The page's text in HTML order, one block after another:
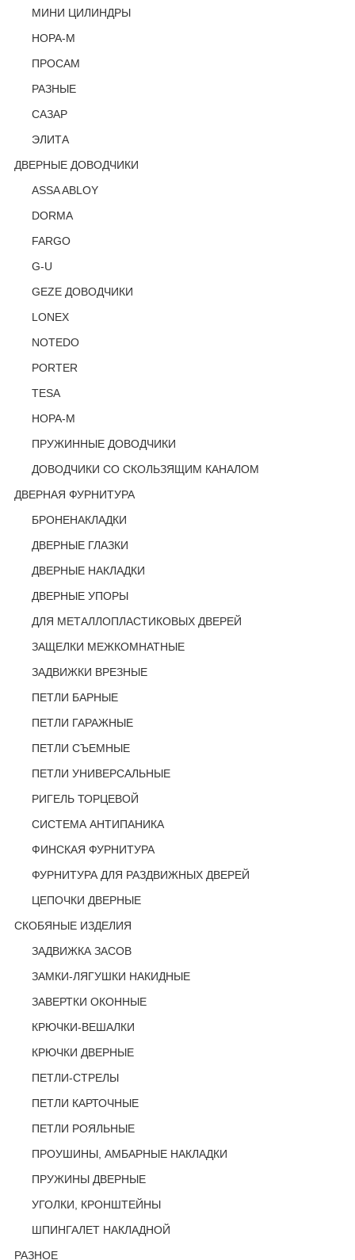
МИНИ ЦИЛИНДРЫ
НОРА-М
ПРОСАМ
РАЗНЫЕ
САЗАР
ЭЛИТА
ДВЕРНЫЕ ДОВОДЧИКИ
ASSA ABLOY
DORMA
FARGO
G-U
GEZE ДОВОДЧИКИ
LONEX
NOTEDO
PORTER
TESA
НОРА-М
ПРУЖИННЫЕ ДОВОДЧИКИ
ДОВОДЧИКИ СО СКОЛЬЗЯЩИМ КАНАЛОМ
ДВЕРНАЯ ФУРНИТУРА
БРОНЕНАКЛАДКИ
ДВЕРНЫЕ ГЛАЗКИ
ДВЕРНЫЕ НАКЛАДКИ
ДВЕРНЫЕ УПОРЫ
ДЛЯ МЕТАЛЛОПЛАСТИКОВЫХ ДВЕРЕЙ
ЗАЩЕЛКИ МЕЖКОМНАТНЫЕ
ЗАДВИЖКИ ВРЕЗНЫЕ
ПЕТЛИ БАРНЫЕ
ПЕТЛИ ГАРАЖНЫЕ
ПЕТЛИ СЪЕМНЫЕ
ПЕТЛИ УНИВЕРСАЛЬНЫЕ
РИГЕЛЬ ТОРЦЕВОЙ
СИСТЕМА АНТИПАНИКА
ФИНСКАЯ ФУРНИТУРА
ФУРНИТУРА ДЛЯ РАЗДВИЖНЫХ ДВЕРЕЙ
ЦЕПОЧКИ ДВЕРНЫЕ
СКОБЯНЫЕ ИЗДЕЛИЯ
ЗАДВИЖКА ЗАСОВ
ЗАМКИ-ЛЯГУШКИ НАКИДНЫЕ
ЗАВЕРТКИ ОКОННЫЕ
КРЮЧКИ-ВЕШАЛКИ
КРЮЧКИ ДВЕРНЫЕ
ПЕТЛИ-СТРЕЛЫ
ПЕТЛИ КАРТОЧНЫЕ
ПЕТЛИ РОЯЛЬНЫЕ
ПРОУШИНЫ, АМБАРНЫЕ НАКЛАДКИ
ПРУЖИНЫ ДВЕРНЫЕ
УГОЛКИ, КРОНШТЕЙНЫ
ШПИНГАЛЕТ НАКЛАДНОЙ
РАЗНОЕ